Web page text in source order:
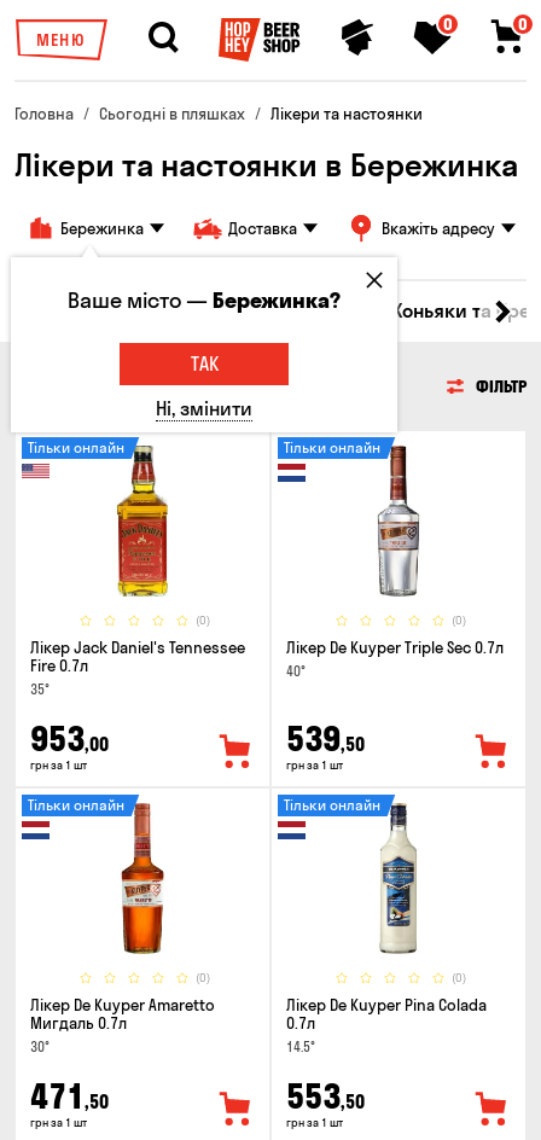
МЕНЮ
0 0
Головна Сьогодні в пляшках Лікери та настоянки
Лікери та настоянки в Бережинка
Бережинка Доставка Вкажіть адресу
Соджу Лікери та настоянки Коньяки та
ЛІКЕРИ ТА НАСТОЯНКИ ФІЛЬТР
(0)
Тільки онлайн
Лікер Jack Daniel's Tennessee
Fire 0.7л
35°
953,00
грн за 1 шт
(0)
Тільки онлайн
Лікер De Kuyper Triple Sec 0.7л
40°
539,50
грн за 1 шт
(0)
Тільки онлайн
Лікер De Kuyper Amaretto
Мигдаль 0.7л
30°
471 ,50
грн за 1 шт
(0)
Тільки онлайн
Лікер De Kuyper Pina Colada
0.7л
14.5°
553,50
грн за 1 шт
Ваше місто —Бережинка?
ТАК
Ні, змінити